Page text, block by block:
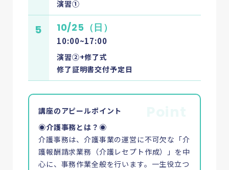
演習①
5 10/25（日）
10:00~17:00
演習②+修了式
修了証明書交付予定日
講座のアピールポイント
◉介護事務とは？◉
介護事務は、介護事業の運営に不可欠な「介
護報酬請求業務（介護レセプト作成）」を中
心に、事務作業全般を行います。一生役立つ